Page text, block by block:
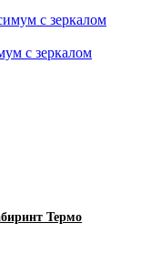
с зеркалом
Термо